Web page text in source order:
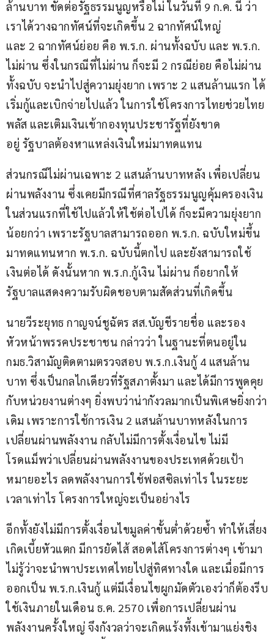
ล้านบาท ขัดต่อรัฐธรรมนูญหรือไม่ ในวันที่ 9 ก.ค. นี้ ว่า
เราได้วางฉากทัศน์ที่จะเกิดขึ้น 2 ฉากทัศน์ใหญ่
และ 2 ฉากทัศน์ย่อย คือ พ.ร.ก. ผ่านทั้งฉบับ และ พ.ร.ก.
ไม่ผ่าน ซึ่งในกรณีที่ไม่ผ่าน ก็จะมี 2 กรณีย่อย คือไม่ผ่าน
ทั้งฉบับ จะนำไปสู่ความยุ่งยาก เพราะ 2 แสนล้านแรก ได้
เริ่มกู้และเบิกจ่ายไปแล้ว ในการใช้โครงการไทยช่วยไทย
พลัส และเติมเงินเข้ากองทุนประชารัฐที่ยังขาด
อยู่ รัฐบาลต้องหาแหล่งเงินใหม่มาทดแทน
ส่วนกรณีไม่ผ่านเฉพาะ 2 แสนล้านบาทหลัง เพื่อเปลี่ยน
ผ่านพลังงาน ซึ่งเคยมีกรณีที่ศาลรัฐธรรมนูญคุ้มครองเงิน
ในส่วนแรกที่ใช้ไปแล้วให้ใช้ต่อไปได้ ก็จะมีความยุ่งยาก
น้อยกว่า เพราะรัฐบาลสามารถออก พ.ร.ก. ฉบับใหม่ขึ้น
มาทดแทนหาก พ.ร.ก. ฉบับนี้ตกไป และยังสามารถใช้
เงินต่อได้ ดังนั้นหาก พ.ร.ก.กู้เงิน ไม่ผ่าน ก็อยากให้
รัฐบาลแสดงความรับผิดชอบตามสัดส่วนที่เกิดขึ้น
นายวีระยุทธ กาญจน์ชูฉัตร สส.บัญชีรายชื่อ และรอง
หัวหน้าพรรคประชาชน กล่าวว่า ในฐานะที่ตนอยู่ใน
กมธ.วิสามัญติดตามตรวจสอบ พ.ร.ก.เงินกู้ 4 แสนล้าน
บาท ซึ่งเป็นกลไกเดียวที่รัฐสภาตั้งมา และได้มีการพูดคุย
กับหน่วยงานต่างๆ ยิ่งพบว่าน่ากังวลมากเป็นพิเศษยิ่งกว่า
เดิม เพราะการใช้การเงิน 2 แสนล้านบาทหลังในการ
เปลี่ยนผ่านพลังงาน กลับไม่มีการตั้งเงื่อนไข ไม่มี
โรดแม็พว่าเปลี่ยนผ่านพลังงานของประเทศด้วยเป้า
หมายอะไร ลดพลังงานการใช้ฟอสซิลเท่าไร ในระยะ
เวลาเท่าไร โครงการใหญ่จะเป็นอย่างไร
อีกทั้งยังไม่มีการตั้งเงื่อนไขมูลค่าขั้นต่ำด้วยซ้ำ ทำให้เสี่ยง
เกิดเบี้ยหัวแตก มีการยัดไส้ สอดไส้โครงการต่างๆ เข้ามา
ไม่รู้ว่าจะนำพาประเทศไทยไปสู่ทิศทางใด และเมื่อมีการ
ออกเป็น พ.ร.ก.เงินกู้ แต่มีเงื่อนไขผูกมัดตัวเองว่าก็ต้องรีบ
ใช้เงินภายในเดือน ธ.ค. 2570 เพื่อการเปลี่ยนผ่าน
พลังงานครั้งใหญ่ จึงกังวลว่าจะเกิดแร้งทึ้งเข้ามาแย่งชิง